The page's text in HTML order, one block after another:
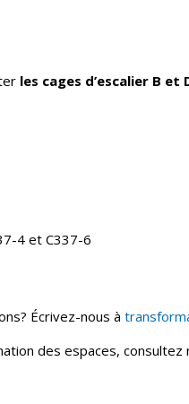
les cages d’escalier B et
4 et C337-6
Écrivez-nous à
des espaces,